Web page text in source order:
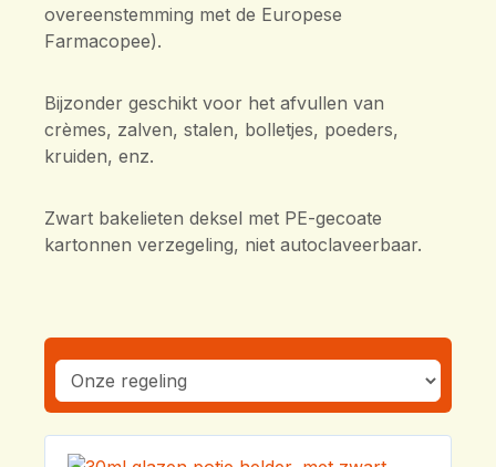
overeenstemming met de Europese
Farmacopee).
Bijzonder geschikt voor het afvullen van
crèmes, zalven, stalen, bolletjes, poeders,
kruiden, enz.
Zwart bakelieten deksel met PE-gecoate
kartonnen verzegeling, niet autoclaveerbaar.